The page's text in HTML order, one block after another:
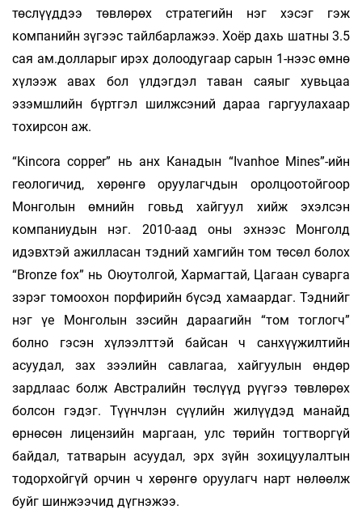
төслүүддээ төвлөрөх стратегийн нэг хэсэг гэж
компанийн зүгээс тайлбарлажээ. Хоёр дахь шатны 3.5
сая ам.долларыг ирэх долоодугаар сарын 1-нээс өмнө
хүлээж авах бол үлдэгдэл таван саяыг хувьцаа
эзэмшлийн бүртгэл шилжсэний дараа гаргуулахаар
тохирсон аж.
“Kincora copper” нь анх Канадын “Ivanhoe Mines”-ийн
геологичид, хөрөнгө оруулагчдын оролцоотойгоор
Монголын өмнийн говьд хайгуул хийж эхэлсэн
компаниудын нэг. 2010-аад оны эхнээс Монголд
идэвхтэй ажилласан тэдний хамгийн том төсөл болох
“Bronze fox” нь Оюутолгой, Хармагтай, Цагаан суварга
зэрэг томоохон порфирийн бүсэд хамаардаг. Тэднийг
нэг үе Монголын зэсийн дараагийн “том тоглогч”
болно гэсэн хүлээлттэй байсан ч санхүүжилтийн
асуудал, зах зээлийн савлагаа, хайгуулын өндөр
зардлаас болж Австралийн төслүүд рүүгээ төвлөрөх
болсон гэдэг. Түүнчлэн сүүлийн жилүүдэд манайд
өрнөсөн лицензийн маргаан, улс төрийн тогтворгүй
байдал, татварын асуудал, эрх зүйн зохицуулалтын
тодорхойгүй орчин ч хөрөнгө оруулагч нарт нөлөөлж
буйг шинжээчид дүгнэжээ.